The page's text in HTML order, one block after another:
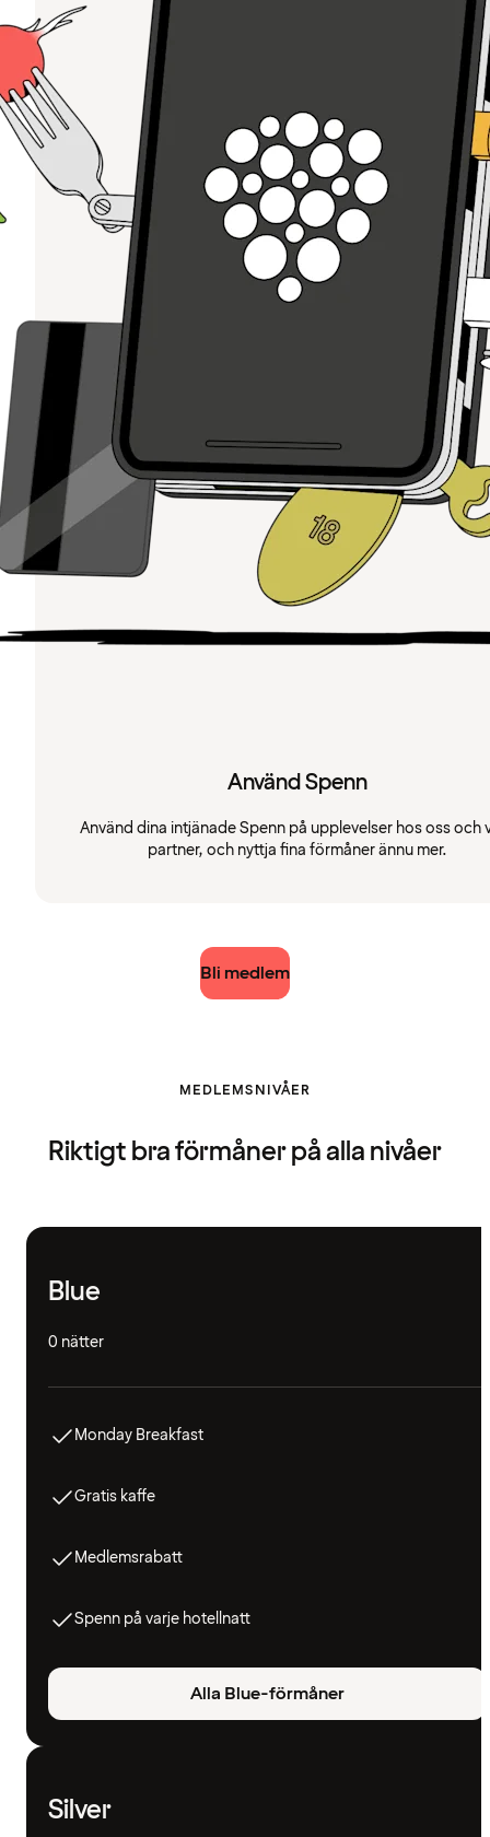
Använd Spenn
Använd dina intjänade Spenn på upplevelser hos oss och
partner, och nyttja fina förmåner ännu mer.
Bli medlem
MEDLEMSNIVÅER
Riktigt bra förmåner på alla nivåer
Blue
0 nätter
Monday Breakfast
Gratis kaffe
Medlemsrabatt
Spenn på varje hotellnatt
Alla Blue-förmåner
Silver